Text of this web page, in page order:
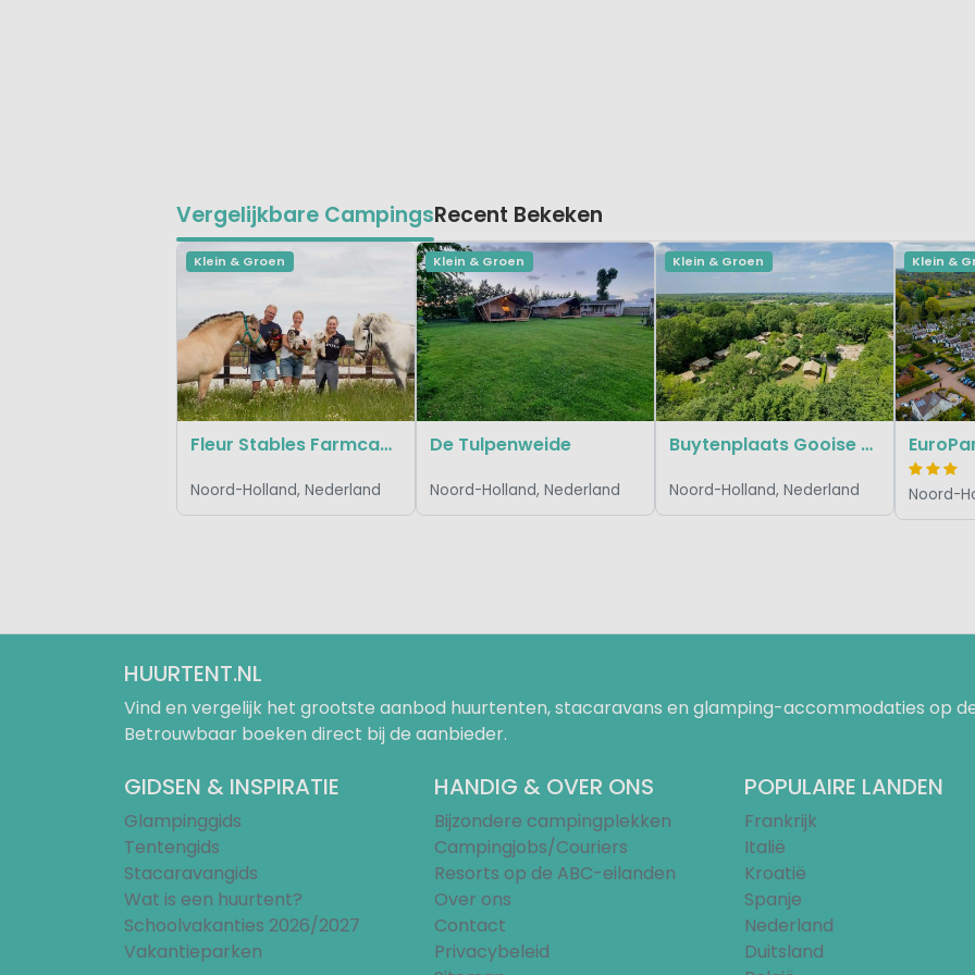
Vergelijkbare CampingsRecent Bekeken
Klein & Groen
Fleur Stables Farmcamps
Noord-Holland, Nederland
Klein & Groen
De Tulpenweide
Noord-Holland, Nederland
Klein & Groen
Buytenplaats Gooise Heide
Noord-Holland, Nederland
Klein &
Noord-
HUURTENT.NL
Vind en vergelijk het grootste aanbod huurtenten, stacaravans en glamping-accommodaties op
Betrouwbaar boeken direct bij de aanbieder.
GIDSEN & INSPIRATIE
Glampinggids
Tentengids
Stacaravangids
Wat is een huurtent?
Schoolvakanties 2026/2027
Vakantieparken
HANDIG & OVER ONS
Bijzondere campingplekken
Campingjobs/Couriers
Resorts op de ABC-eilanden
Over ons
Contact
Privacybeleid
POPULAIRE LANDEN
Frankrijk
Italië
Kroatië
Spanje
Nederland
Duitsland